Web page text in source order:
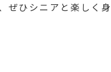
ぜひシニアと楽しく